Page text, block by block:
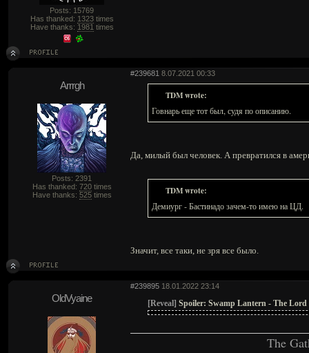
Posts: 15769
Has thanked: 1323times
Have thanks: 1981 times
#239681 8.07.2021 00:33
Arrrgh
Posts: 2391
Has thanked: 720times
Have thanks: 525times
TDM wrote:
Говнарь еще тот был, судя по описанию.
Да, милый был человек. А превратился в
TDM wrote:
Демиург - Бастинадо зачем-то имею на ЦД.
Значит, все таки, не зря все было.
#239895 18.01.2022 23:14
OldVyaine [Reveal] Spoiler: Swamp Lantern - The Lord
The